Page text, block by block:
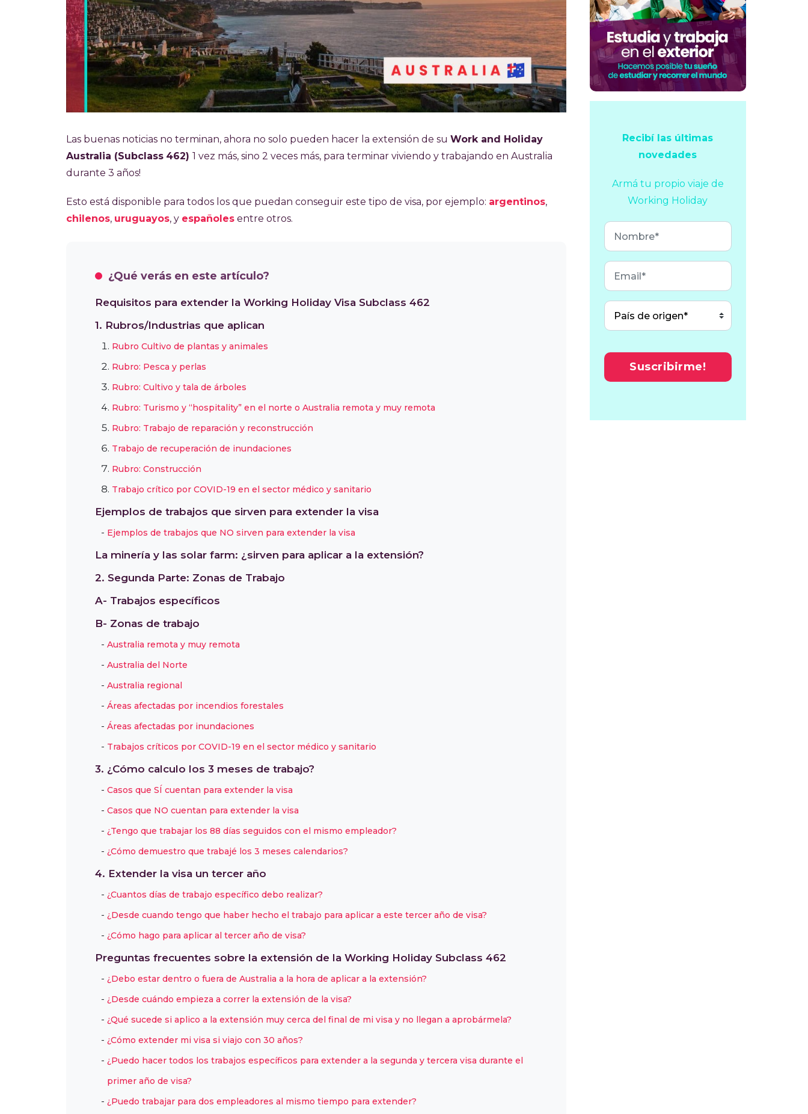
Las buenas noticias no terminan, ahora no solo pueden hacer la extensión de su Work and Holiday
Australia (Subclass 462) 1 vez más, sino 2 veces más, para terminar viviendo y trabajando en Australia
durante 3 años!
Esto está disponible para todos los que puedan conseguir este tipo de visa, por ejemplo: argentinos,
chilenos, uruguayos, y españoles entre otros.
¿Qué verás en este artículo?
Requisitos para extender la Working Holiday Visa Subclass 462
1. Rubros/Industrias que aplican
Rubro Cultivo de plantas y animales
Rubro: Pesca y perlas
Rubro: Cultivo y tala de árboles
Rubro: Turismo y “hospitality” en el norte o Australia remota y muy remota
Rubro: Trabajo de reparación y reconstrucción
Trabajo de recuperación de inundaciones
Rubro: Construcción
Trabajo crítico por COVID-19 en el sector médico y sanitario
Ejemplos de trabajos que sirven para extender la visa
Ejemplos de trabajos que NO sirven para extender la visa
La minería y las solar farm: ¿sirven para aplicar a la extensión?
2. Segunda Parte: Zonas de Trabajo
A- Trabajos específicos
B- Zonas de trabajo
Australia remota y muy remota
Australia del Norte
Australia regional
Áreas afectadas por incendios forestales
Áreas afectadas por inundaciones
Trabajos críticos por COVID-19 en el sector médico y sanitario
3. ¿Cómo calculo los 3 meses de trabajo?
Casos que SÍ cuentan para extender la visa
Casos que NO cuentan para extender la visa
¿Tengo que trabajar los 88 días seguidos con el mismo empleador?
¿Cómo demuestro que trabajé los 3 meses calendarios?
4. Extender la visa un tercer año
¿Cuantos días de trabajo específico debo realizar?
¿Desde cuando tengo que haber hecho el trabajo para aplicar a este tercer año de visa?
¿Cómo hago para aplicar al tercer año de visa?
Preguntas frecuentes sobre la extensión de la Working Holiday Subclass 462
¿Debo estar dentro o fuera de Australia a la hora de aplicar a la extensión?
¿Desde cuándo empieza a correr la extensión de la visa?
¿Qué sucede si aplico a la extensión muy cerca del final de mi visa y no llegan a aprobármela?
¿Cómo extender mi visa si viajo con 30 años?
¿Puedo hacer todos los trabajos específicos para extender a la segunda y tercera visa durante el
primer año de visa?
¿Puedo trabajar para dos empleadores al mismo tiempo para extender?
Recibí las últimas
novedades
Armá tu propio viaje de
Working Holiday